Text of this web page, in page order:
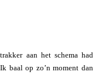
aan het schema had
baal op zo’n moment dan